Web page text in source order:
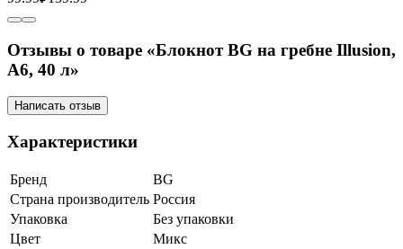
Отзывы о товаре «Блокнот BG на гребне Illusion,
А6, 40 л»
Написать отзыв
Характеристики
Бренд
BG
Страна производитель Россия
Упаковка
Без упаковки
Цвет
Микс